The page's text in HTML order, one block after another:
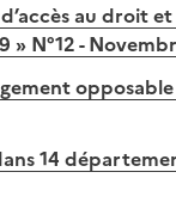
au droit
» N°12 -
14